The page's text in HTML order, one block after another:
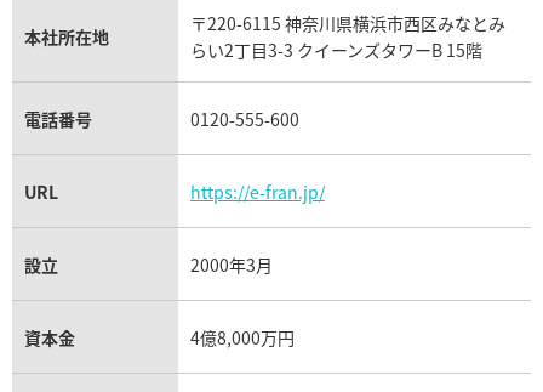
パネライ買取
チューダー（チュードル）買取
本社所在地
〒220-6115 神奈川県横浜市西区みなとみ
らい2丁目3-3 クイーンズタワーB 15階
電話番号 0120-555-600
URL https://e-fran.jp/
設立 2000年3月
資本金 4億8,000万円